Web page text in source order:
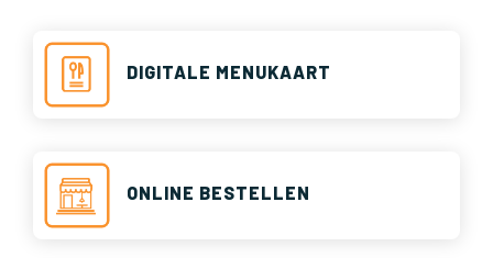
DIGITALE MENUKAART
ONLINE BESTELLEN